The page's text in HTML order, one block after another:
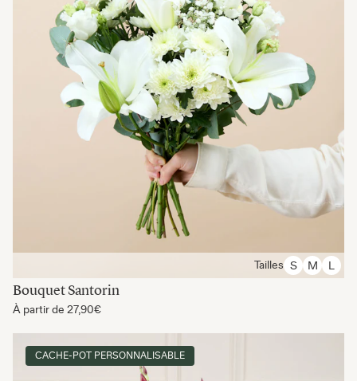
Tailles S M
Bouquet Santorin
À partir de 27,90€
CACHE-POT PERSONNALISABLE